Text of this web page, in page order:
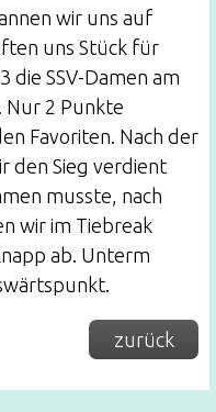
wir uns auf
uns Stück für
die SSV-Damen am
Nur 2 Punkte
Favoriten. Nach der
den Sieg verdient
musste, nach
wir im Tiebreak
ab. Unterm
zurück